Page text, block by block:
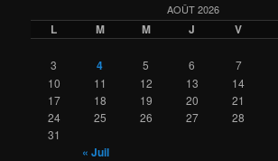
AOÛT 2026
L M M J V
3
4 5 6 7
10
11 12 13 14
17
18 19 20 21
24
25 26 27 28
31
« Juil